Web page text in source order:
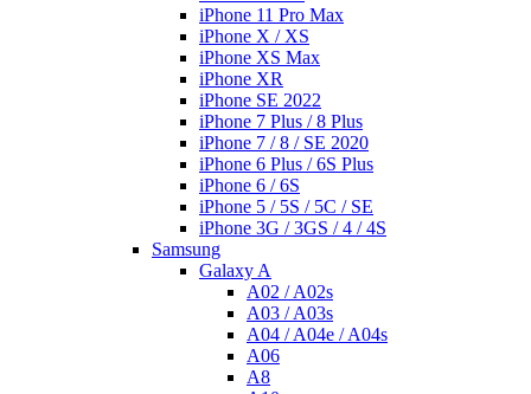
iPhone 11 Pro Max
iPhone X / XS
iPhone XS Max
iPhone XR
iPhone SE 2022
iPhone 7 Plus / 8 Plus
iPhone 7 / 8 / SE 2020
iPhone 6 Plus / 6S Plus
iPhone 6 / 6S
iPhone 5 / 5S / 5C / SE
iPhone 3G / 3GS / 4 / 4S
Samsung
Galaxy A
A02 / A02s
A03 / A03s
A04 / A04e / A04s
A06
A8